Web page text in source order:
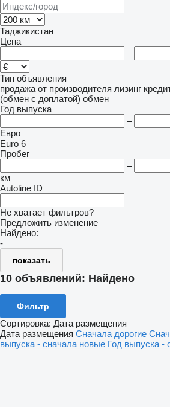
Таджикистан
Цена
–
Тип объявления
продажа от производителя лизинг
(обмен с доплатой) обмен
Год выпуска
–
Евро
Euro 6
Пробег
–
км
Autoline ID
Не хватает фильтров?
Предложить изменение
Найдено:
-
показать
10 объявлений: Найдено
Фильтр
Сортировка: Дата размещения
Дата размещения Сначала дорогие
выпуска - сначала новые Год выпуска -